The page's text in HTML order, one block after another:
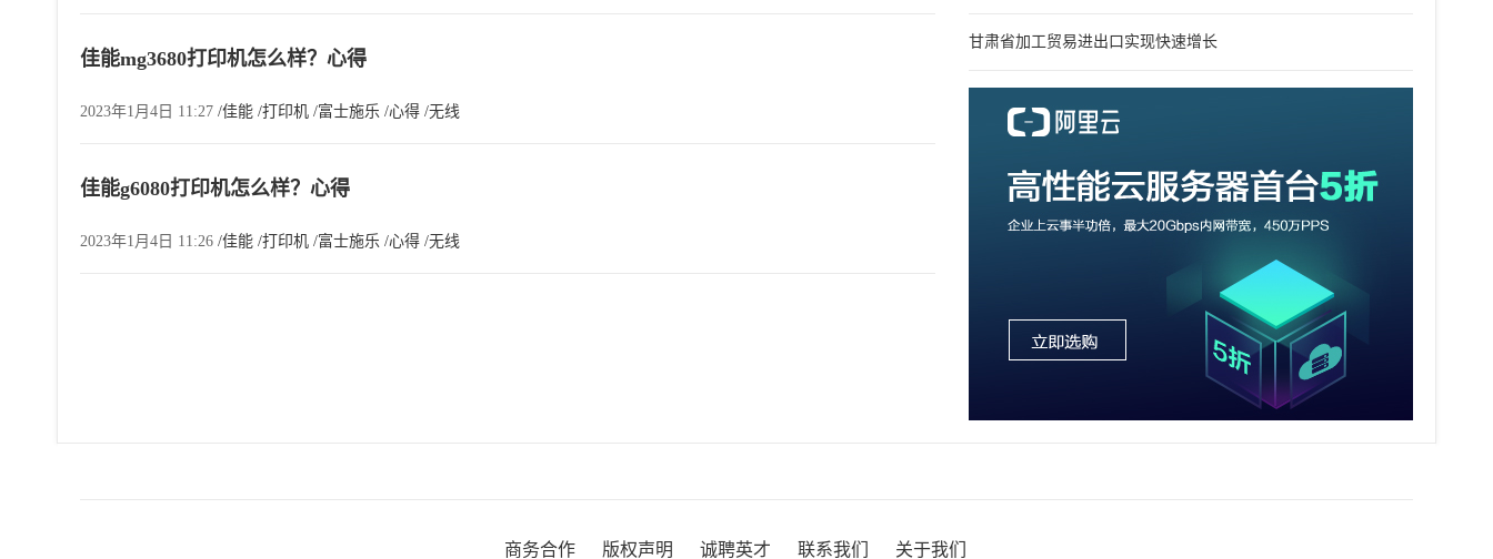
佳能mg3680打印机怎么样？心得
2023年1月4日 11:27 /佳能 /打印机 /富士施乐 /心得 /无线
佳能g6080打印机怎么样？心得
2023年1月4日 11:26 /佳能 /打印机 /富士施乐 /心得 /无线
甘肃省加工贸易进出口实现快速增长
商务合作 版权声明 诚聘英才 联系我们 关于我们